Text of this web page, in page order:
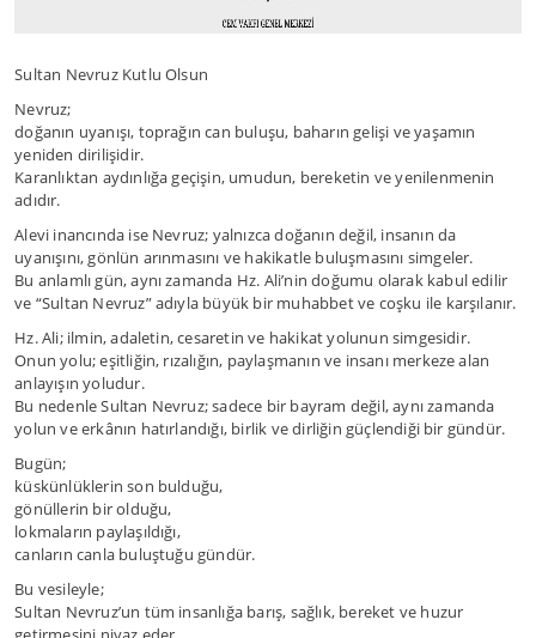
Sultan Nevruz Kutlu Olsun
Nevruz;
doğanın uyanışı, toprağın can buluşu, baharın gelişi ve yaşamın
yeniden dirilişidir.
Karanlıktan aydınlığa geçişin, umudun, bereketin ve yenilenmenin
adıdır.
Alevi inancında ise Nevruz; yalnızca doğanın değil, insanın da
uyanışını, gönlün arınmasını ve hakikatle buluşmasını simgeler.
Bu anlamlı gün, aynı zamanda Hz. Ali’nin doğumu olarak kabul edilir
ve “Sultan Nevruz” adıyla büyük bir muhabbet ve coşku ile karşılanır.
Hz. Ali; ilmin, adaletin, cesaretin ve hakikat yolunun simgesidir.
Onun yolu; eşitliğin, rızalığın, paylaşmanın ve insanı merkeze alan
anlayışın yoludur.
Bu nedenle Sultan Nevruz; sadece bir bayram değil, aynı zamanda
yolun ve erkânın hatırlandığı, birlik ve dirliğin güçlendiği bir gündür.
Bugün;
küskünlüklerin son bulduğu,
gönüllerin bir olduğu,
lokmaların paylaşıldığı,
canların canla buluştuğu gündür.
Bu vesileyle;
Sultan Nevruz’un tüm insanlığa barış, sağlık, bereket ve huzur